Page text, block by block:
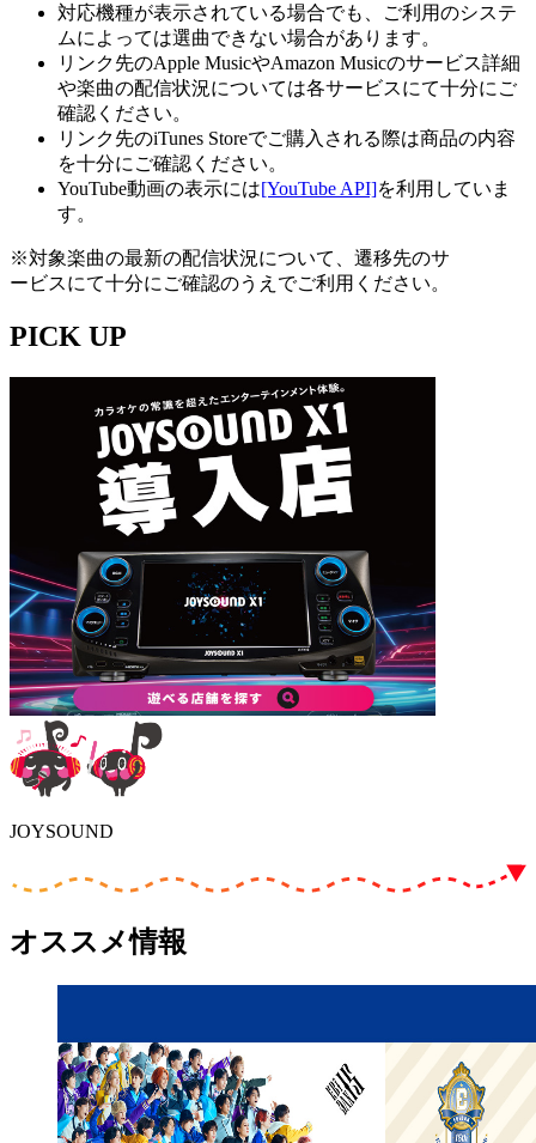
対応機種が表示されている場合でも、ご利用のシステ
ムによっては選曲できない場合があります。
リンク先のApple MusicやAmazon Musicのサービス詳細
や楽曲の配信状況については各サービスにて十分にご
確認ください。
リンク先のiTunes Storeでご購入される際は商品の内容
を十分にご確認ください。
YouTube動画の表示には[YouTube API]を利用していま
す。
※対象楽曲の最新の配信状況について、遷移先のサ
ービスにて十分にご確認のうえでご利用ください。
PICK UP
JOYSOUND
オススメ情報